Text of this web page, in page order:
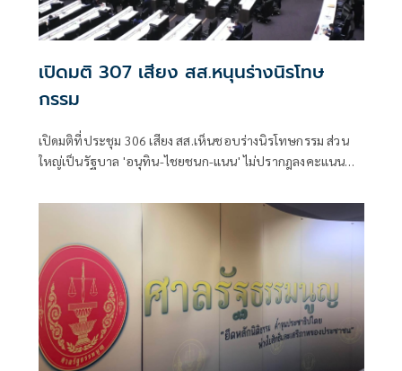
เปิดมติ 307 เสียง สส.หนุนร่างนิรโทษ
กรรม
เปิดมติที่ประชุม 306 เสียง สส.เห็นชอบร่างนิรโทษกรรม ส่วน
ใหญ่เป็นรัฐบาล 'อนุทิน-ไชยชนก-แนน' ไม่ปรากฎลงคะแนน